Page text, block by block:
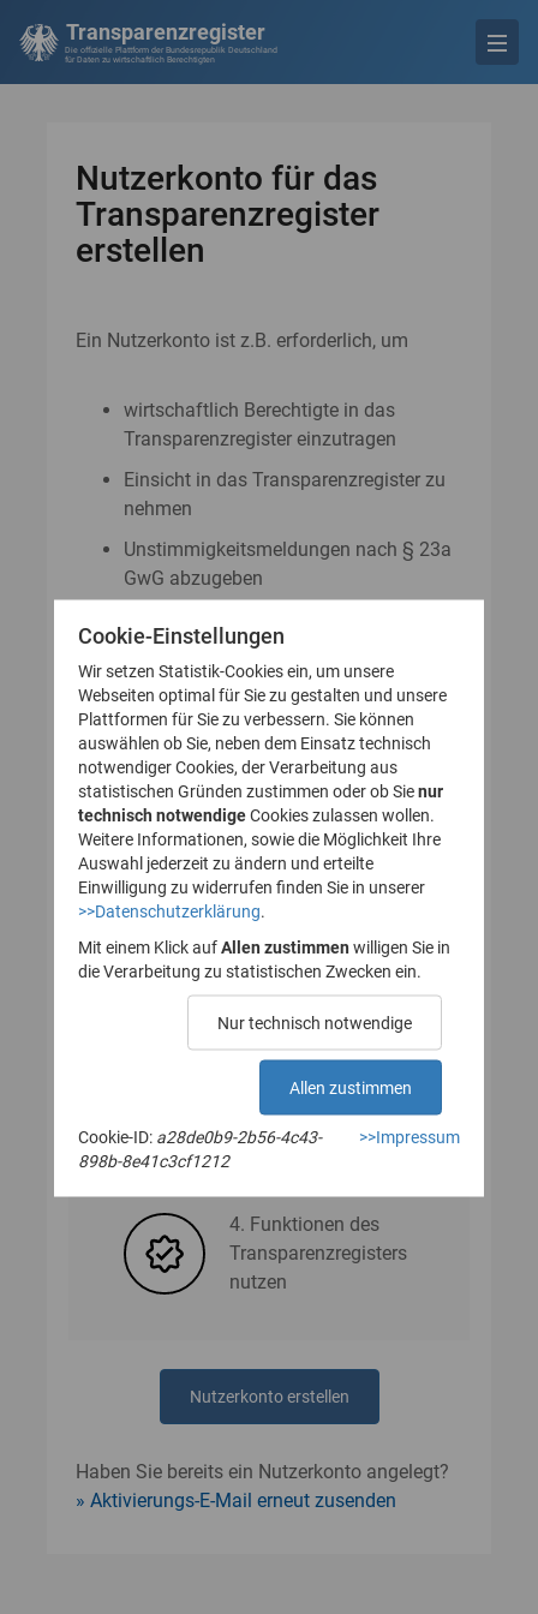
Transparenzregister
Die offizielle Plattform der Bundesrepublik Deutschland
für Daten zu wirtschaftlich Berechtigten
Nutzerkonto für das
Transparenzregister
erstellen
Ein Nutzerkonto ist z.B. erforderlich, um
wirtschaftlich Berechtigte in das
Transparenzregister einzutragen
Einsicht in das Transparenzregister zu
nehmen
Unstimmigkeitsmeldungen nach § 23a
GwG abzugeben
GwG zu stellen
So legen Sie Ihr Nutzerkonto für
das Transparenzregister an
(Registrierung):
1. Nutzerkonto erstellen
des Nutzerkontos
bestätigen
3. Nutzerdaten angeben
4. Funktionen des
Transparenzregisters
nutzen
Nutzerkonto erstellen
Haben Sie bereits ein Nutzerkonto angelegt?
Aktivierungs-E-Mail erneut zusenden
Cookie-Einstellungen
Wir setzen Statistik-Cookies ein, um unsere
Webseiten optimal für Sie zu gestalten und unsere
Plattformen für Sie zu verbessern. Sie können
auswählen ob Sie, neben dem Einsatz technisch
notwendiger Cookies, der Verarbeitung aus
statistischen Gründen zustimmen oder ob Sienur
technisch notwendigeCookies zulassen wollen.
Weitere Informationen, sowie die Möglichkeit Ihre
Auswahl jederzeit zu ändern und erteilte
Einwilligung zu widerrufen finden Sie in unserer
>>Datenschutzerklärung
Mit einem Klick auf Allen zustimmen willigen Sie in
die Verarbeitung zu statistischen Zwecken ein.
Nur technisch notwendige
Allen zustimmen
Cookie-ID: a28de0b9-2b56-4c43-
898b-8e41c3cf1212
>>Impressum